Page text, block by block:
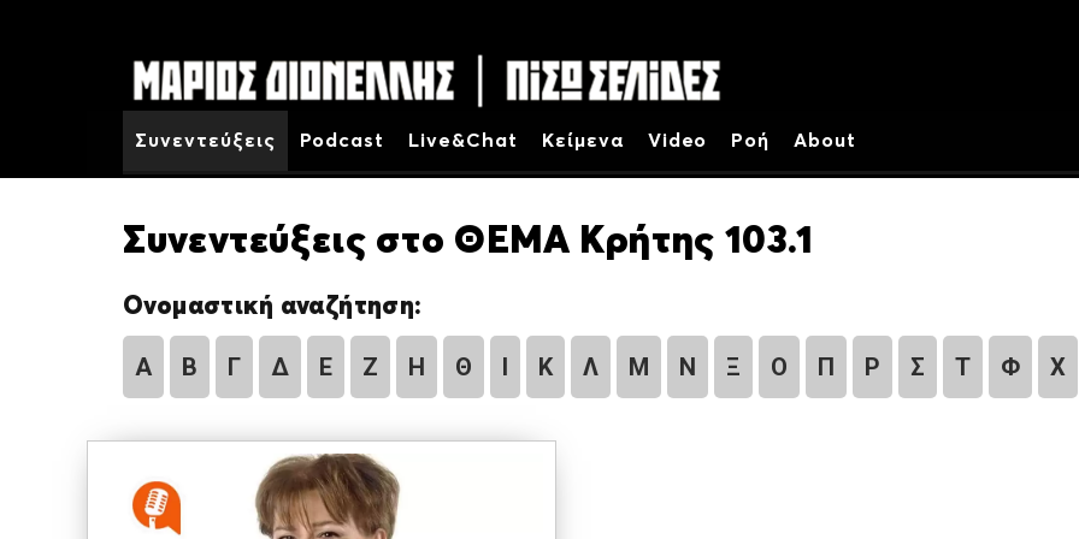
Συνεντεύξεις Podcast Live&Chat Κείμενα Video Ροή About
Συνεντεύξεις στο ΘΕΜΑ Κρήτης 103.1
Ονομαστική αναζήτηση:
Α Β Γ Δ Ε Ζ Η Θ Ι Κ Λ Μ Ν Ξ Ο Π Ρ Σ Τ Φ Χ